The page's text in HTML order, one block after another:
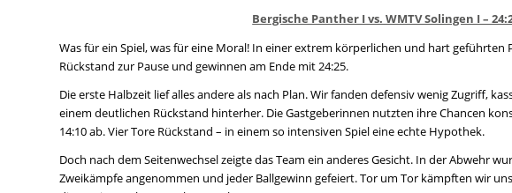
Bergische Panther I vs. WMTV Solingen I –
Was für ein Spiel, was für eine Moral! In einer extrem körperlichen und hart geführten
Rückstand zur Pause und gewinnen am Ende mit 24:25.
Die erste Halbzeit lief alles andere als nach Plan. Wir fanden defensiv wenig Zugriff,
einem deutlichen Rückstand hinterher. Die Gastgeberinnen nutzten ihre Chancen
14:10 ab. Vier Tore Rückstand – in einem so intensiven Spiel eine echte Hypothek.
Doch nach dem Seitenwechsel zeigte das Team ein anderes Gesicht. In der Abwehr
Zweikämpfe angenommen und jeder Ballgewinn gefeiert. Tor um Tor kämpften wir